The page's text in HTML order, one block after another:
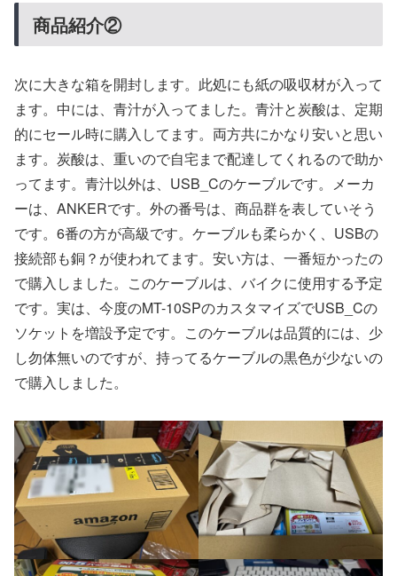
商品紹介②
次に大きな箱を開封します。此処にも紙の吸収材が入って
ます。中には、青汁が入ってました。青汁と炭酸は、定期
的にセール時に購入してます。両方共にかなり安いと思い
ます。炭酸は、重いので自宅まで配達してくれるので助か
ってます。青汁以外は、USB_Cのケーブルです。メーカ
ーは、ANKERです。外の番号は、商品群を表していそう
です。6番の方が高級です。ケーブルも柔らかく、USBの
接続部も銅？が使われてます。安い方は、一番短かったの
で購入しました。このケーブルは、バイクに使用する予定
です。実は、今度のMT-10SPのカスタマイズでUSB_Cの
ソケットを増設予定です。このケーブルは品質的には、少
し勿体無いのですが、持ってるケーブルの黒色が少ないの
で購入しました。